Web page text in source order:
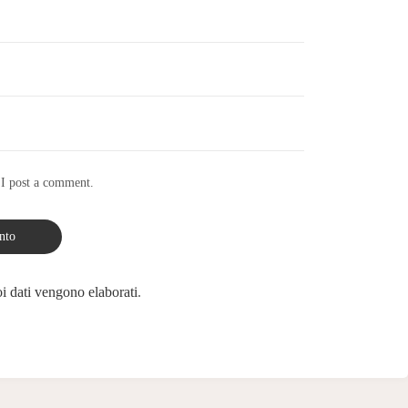
a comment.
dati vengono elaborati.